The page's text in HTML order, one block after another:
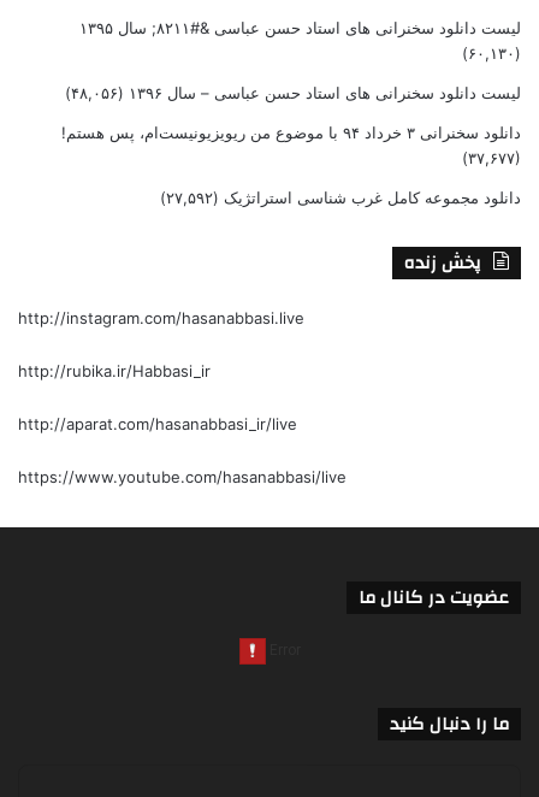
لیست دانلود سخنرانی های استاد حسن عباسی &#۸۲۱۱; سال ۱۳۹۵
(۶۰,۱۳۰)
لیست دانلود سخنرانی های استاد حسن عباسی – سال ۱۳۹۶ (۴۸,۰۵۶)
دانلود سخنرانی ۳ خرداد ۹۴ با موضوع من ریویزیونیست‌ام، پس هستم!
(۳۷,۶۷۷)
دانلود مجموعه کامل غرب شناسی استراتژیک (۲۷,۵۹۲)
پخش زنده
http://instagram.com/hasanabbasi.live
http://rubika.ir/Habbasi_ir
http://aparat.com/hasanabbasi_ir/live
https://www.youtube.com/hasanabbasi/live
عضویت در کانال ما
ما را دنبال کنید